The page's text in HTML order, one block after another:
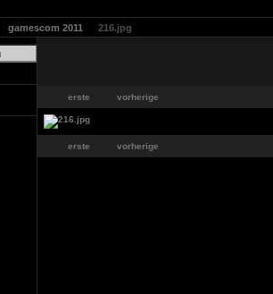
gamescom 2011 216.jpg
erste vorherige
erste vorherige